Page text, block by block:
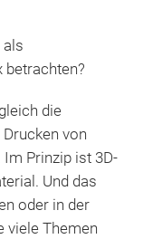
als
die
von
Prinzip ist 3D-
Und das
oder in der
viele Themen